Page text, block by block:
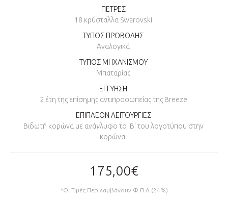
ΠΕΤΡΕΣ
18 κρύσταλλα Swarovski
ΤΥΠΟΣ ΠΡΟΒΟΛΗΣ
Αναλογικά
ΤΥΠΟΣ ΜΗΧΑΝΙΣΜΟΥ
Μπαταρίας
ΕΓΓΥΗΣΗ
2 έτη της επίσημης αντιπροσωπείας της Breeze
ΕΠΙΠΛΕΟΝ ΛΕΙΤΟΥΡΓΙΕΣ
Bιδωτή κορώνα με ανάγλυφο το 'B' του λογοτύπου στην
κορώνα.
175,00€
*Οι Τιμές Περιλαμβάνουν Φ.Π.Α.(24%)